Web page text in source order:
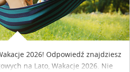
2026! Odpowiedź znajdziesz
na Lato, Wakacje 2026. Nie